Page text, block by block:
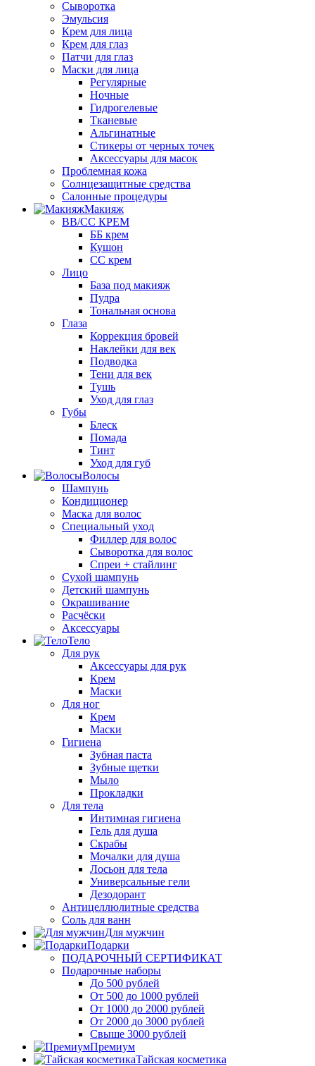
Сыворотка
Эмульсия
Крем для лица
Крем для глаз
Патчи для глаз
Маски для лица
Регулярные
Ночные
Гидрогелевые
Тканевые
Альгинатные
Стикеры от черных точек
Аксессуары для масок
Проблемная кожа
Солнцезащитные средства
Салонные процедуры
Макияж
BB/CC КРЕМ
ББ крем
Кушон
СС крем
Лицо
База под макияж
Пудра
Тональная основа
Глаза
Коррекция бровей
Наклейки для век
Подводка
Тени для век
Тушь
Уход для глаз
Губы
Блеск
Помада
Тинт
Уход для губ
Волосы
Шампунь
Кондиционер
Маска для волос
Специальный уход
Филлер для волос
Сыворотка для волос
Спреи + стайлинг
Сухой шампунь
Детский шампунь
Окрашивание
Расчёски
Аксессуары
Тело
Для рук
Аксессуары для рук
Крем
Маски
Для ног
Крем
Маски
Гигиена
Зубная паста
Зубные щетки
Мыло
Прокладки
Для тела
Интимная гигиена
Гель для душа
Скрабы
Мочалки для душа
Лосьон для тела
Универсальные гели
Дезодорант
Антицеллюлитные средства
Соль для ванн
Для мужчин
Подарки
ПОДАРОЧНЫЙ СЕРТИФИКАТ
Подарочные наборы
До 500 рублей
От 500 до 1000 рублей
От 1000 до 2000 рублей
От 2000 до 3000 рублей
Свыше 3000 рублей
Премиум
Тайская косметика